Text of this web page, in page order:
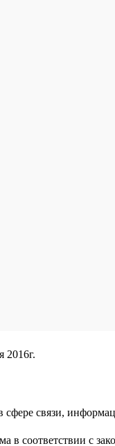
сфере связи,
в соответствии с